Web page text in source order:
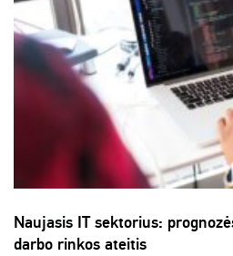
Naujasis IT sektorius:
darbo rinkos ateitis